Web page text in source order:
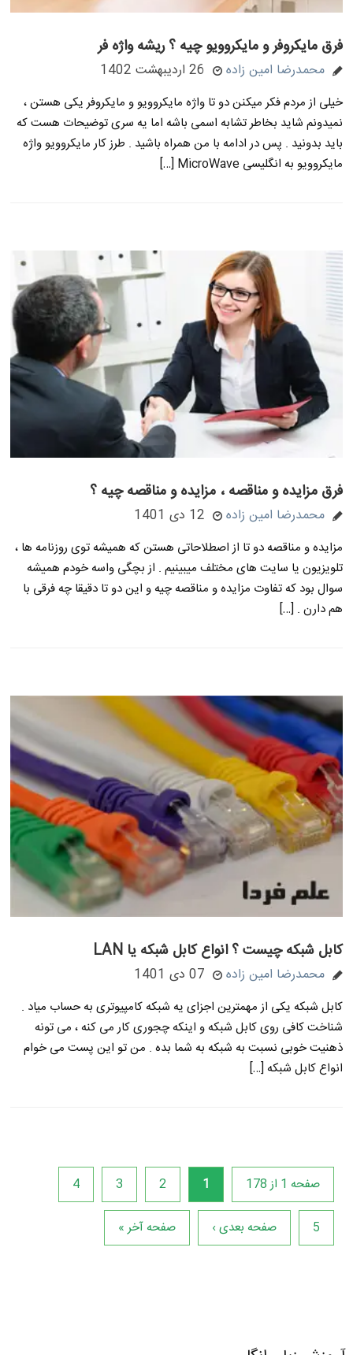
فرق مایکروفر و مایکروویو چیه ؟ ریشه واژه فر
محمدرضا امین زاده 26 اردیبهشت 1402
خیلی از مردم فکر میکنن دو تا واژه مایکروویو و مایکروفر یکی هستن ،
نمیدونم شاید بخاطر تشابه اسمی باشه اما یه سری توضیحات هست که
باید بدونید . پس در ادامه با من همراه باشید . طرز کار مایکروویو واژه
مایکروویو به انگلیسی MicroWave […]
فرق مزایده و مناقصه ، مزایده و مناقصه چیه ؟
محمدرضا امین زاده 12 دی 1401
مزایده و مناقصه دو تا از اصطلاحاتی هستن که همیشه توی روزنامه ها ،
تلویزیون یا سایت های مختلف میبینیم . از بچگی واسه خودم همیشه
سوال بود که تفاوت مزایده و مناقصه چیه و این دو تا دقیقا چه فرقی با
هم دارن . […]
کابل شبکه چیست ؟ انواع کابل شبکه یا LAN
محمدرضا امین زاده 07 دی 1401
کابل شبکه یکی از مهمترین اجزای یه شبکه کامپیوتری به حساب میاد .
شناخت کافی روی کابل شبکه و اینکه چجوری کار می کنه ، می تونه
ذهنیت خوبی نسبت به شبکه به شما بده . من تو این پست می خوام
انواع کابل شبکه […]
صفحه 1 از 178 1
2
3
4
5 صفحه بعدی › صفحه آخر »